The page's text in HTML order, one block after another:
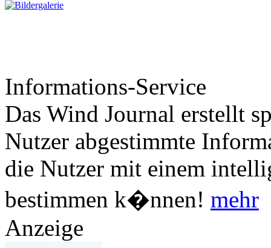
Informations-Service
Das Wind Journal erstellt
Nutzer abgestimmte
die Nutzer mit einem
bestimmen k�nnen! mehr
Anzeige